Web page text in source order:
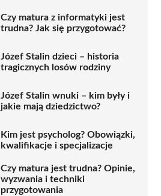
Czy matura z informatyki jest
trudna? Jak się przygotować?
Józef Stalin dzieci – historia
tragicznych losów rodziny
Józef Stalin wnuki – kim były i
jakie mają dziedzictwo?
Kim jest psycholog? Obowiązki,
kwalifikacje i specjalizacje
Czy matura jest trudna? Opinie,
wyzwania i techniki
przygotowania